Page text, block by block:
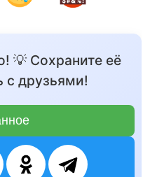
💡 Сохраните её
с друзьями!